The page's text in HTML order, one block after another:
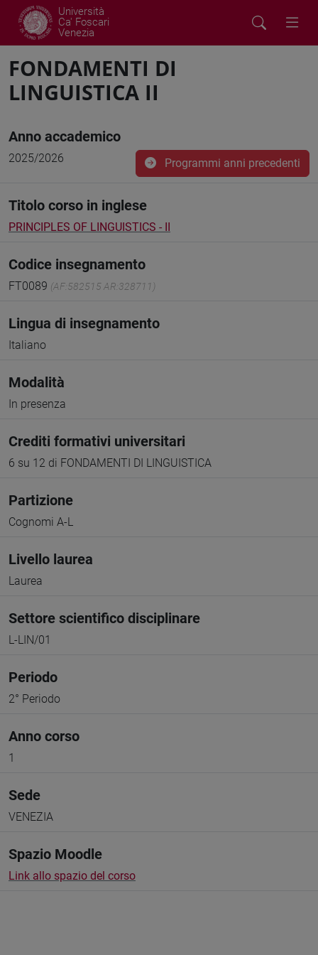
Università
Ca' Foscari
Venezia
FONDAMENTI DI
LINGUISTICA II
Anno accademico
2025/2026 Programmi anni precedenti
Titolo corso in inglese
PRINCIPLES OF LINGUISTICS - II
Codice insegnamento
FT0089 (AF:582515 AR:328711)
Lingua di insegnamento
Italiano
Modalità
In presenza
Crediti formativi universitari
6 su 12 di FONDAMENTI DI LINGUISTICA
Partizione
Cognomi A-L
Livello laurea
Laurea
Settore scientifico disciplinare
L-LIN/01
Periodo
2° Periodo
Anno corso
1
Sede
VENEZIA
Spazio Moodle
Link allo spazio del corso